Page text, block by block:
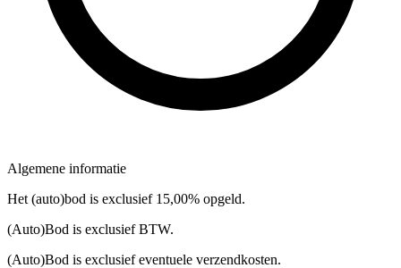
Algemene informatie
Het (auto)bod is exclusief 15,00% opgeld.
(Auto)Bod is exclusief BTW.
(Auto)Bod is exclusief eventuele verzendkosten.